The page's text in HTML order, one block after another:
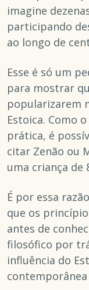
imagine
participando
ao longo de
Esse é só um
para mostrar
popularizarem
Estoica. Como
prática, é
citar Zenão ou
uma criança de
É por essa
que os
antes de
filosófico por
influência do